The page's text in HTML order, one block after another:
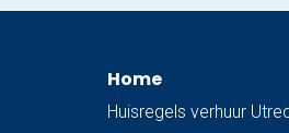
Home
Huisregels verhuur